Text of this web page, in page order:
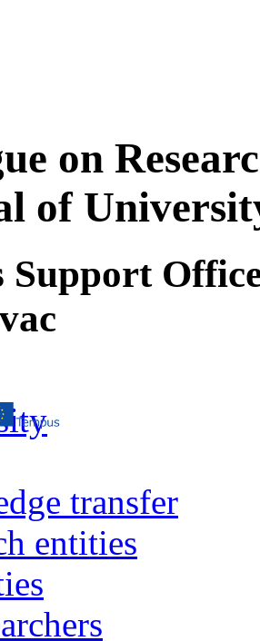
on
of
Support
transfer
entities